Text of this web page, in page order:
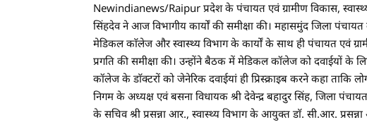
Newindianews/Raipur प्रदेश के पंचायत एवं ग्रामीण विकास, स्वास्थ्य
सिंहदेव ने आज विभागीय कार्यों की समीक्षा की। महासमुंद जिला
मेडिकल काॅलेज और स्वास्थ्य विभाग के कार्यों के साथ ही पंचायत एवं
प्रगति की समीक्षा की। उन्होंने बैठक में मेडिकल कॉलेज को दवाईयों के
कॉलेज के डाॅक्टरों को जेनेरिक दवाईयां ही प्रिस्क्राइब करने कहा
निगम के अध्यक्ष एवं बसना विधायक श्री देवेन्द्र बहादुर सिंह, जिला
के सचिव श्री प्रसन्ना आर., स्वास्थ्य विभाग के आयुक्त डाॅ. सी.आर.